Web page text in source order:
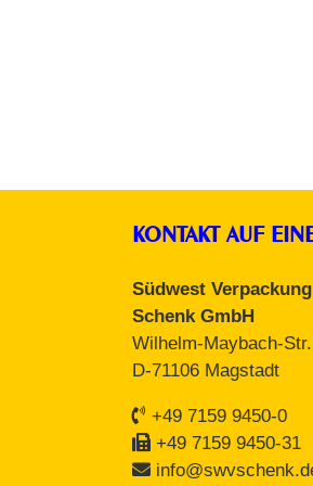
KONTAKT AUF
Südwest Verpackung
Schenk GmbH
Wilhelm-Maybach-
D-71106 Magstadt
+49 7159 9450-0
+49 7159 9450-31